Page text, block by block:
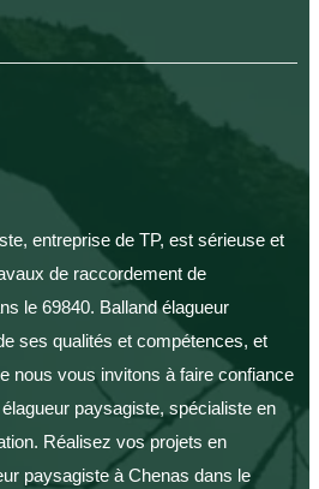
entreprise de TP, est sérieuse et
de raccordement de
le 69840. Balland élagueur
ses qualités et compétences, et
nous vous invitons à faire confiance
paysagiste, spécialiste en
Réalisez vos projets en
paysagiste à Chenas dans le